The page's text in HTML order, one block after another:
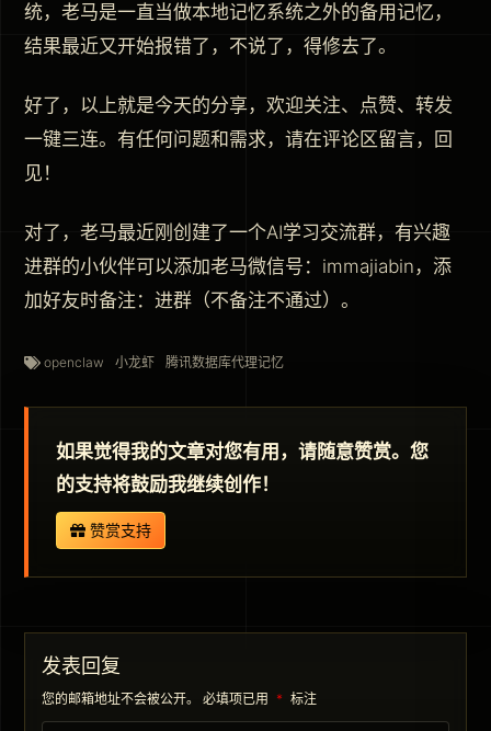
统，老马是一直当做本地记忆系统之外的备用记忆，
结果最近又开始报错了，不说了，得修去了。
好了，以上就是今天的分享，欢迎关注、点赞、转发
一键三连。有任何问题和需求，请在评论区留言，回
见！
对了，老马最近刚创建了一个AI学习交流群，有兴趣
进群的小伙伴可以添加老马微信号：immajiabin，添
加好友时备注：进群（不备注不通过）。
openclaw 小龙虾 腾讯数据库代理记忆
如果觉得我的文章对您有用，请随意赞赏。您
的支持将鼓励我继续创作！
赞赏支持
发表回复
您的邮箱地址不会被公开。 必填项已用 * 标注